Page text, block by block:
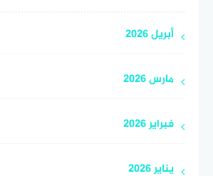
أبريل 2026
مارس 2026
فبراير 2026
يناير 2026